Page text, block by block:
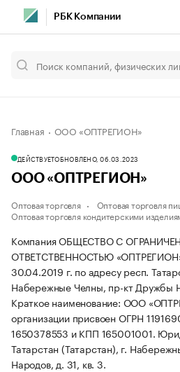
РБК Компании
Главная ООО «ОПТРЕГИОН»
ДЕЙСТВУЕТОБНОВЛЕНО, 06.03.2023
ООО «ОПТРЕГИОН»
Оптовая торговля
Оптовая торговля
Оптовая торговля кондитерскими
Компания ОБЩЕСТВО С
ОТВЕТСТВЕННОСТЬЮ «ОПТРЕГИОН»
30.04.2019 г. по адресу респ.
Набережные Челны, пр-кт Дружбы
Краткое наименование: ООО
организации присвоен ОГРН
1650378553 и КПП 165001001.
Татарстан (Татарстан), г.
Народов, д. 31, кв. 3.